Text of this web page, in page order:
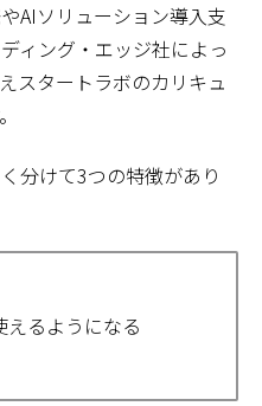
AIソリューション導入支
ィング・エッジ社によっ
スタートラボのカリキュ
分けて3つの特徴があり
るようになる